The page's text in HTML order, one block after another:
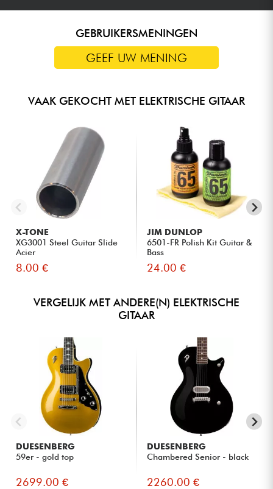
GEBRUIKERSMENINGEN
GEEF UW MENING
VAAK GEKOCHT MET ELEKTRISCHE GITAAR
X-TONE
XG3001 Steel Guitar Slide
Acier
8.00 €
JIM DUNLOP
6501-FR Polish Kit Guitar &
Bass
24.00 €
VERGELIJK MET ANDERE(N) ELEKTRISCHE
GITAAR
DUESENBERG
59er - gold top
2699.00 €
DUESENBERG
Chambered Senior - black
2260.00 €